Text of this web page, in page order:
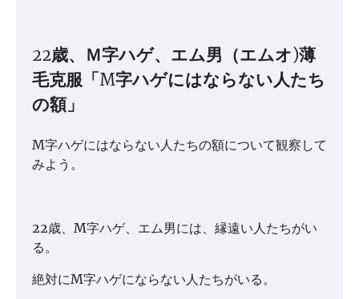
22歳、Ｍ字ハゲ、エム男（エムオ)薄
毛克服「M字ハゲにはならない人たち
の額」
M字ハゲにはならない人たちの額について観察して
みよう。
22歳、M字ハゲ、エム男には、縁遠い人たちがい
る。
絶対にM字ハゲにならない人たちがいる。